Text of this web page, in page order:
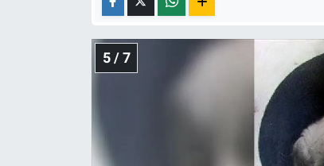
5 / 7